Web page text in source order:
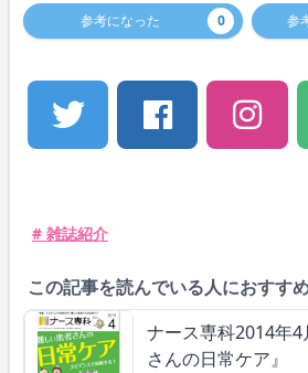
参考になった 0 参
# 雑誌紹介
この記事を読んでいる人におすす
ナース専科2014年
さんの日常ケア』